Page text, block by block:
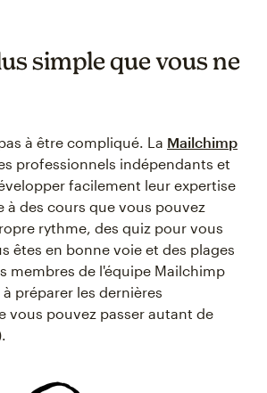
simple que vous ne
à être compliqué. La Mailchimp
professionnels indépendants et
facilement leur expertise
à des cours que vous pouvez
rythme, des quiz pour vous
êtes en bonne voie et des plages
membres de l'équipe Mailchimp
préparer les dernières
vous pouvez passer autant de